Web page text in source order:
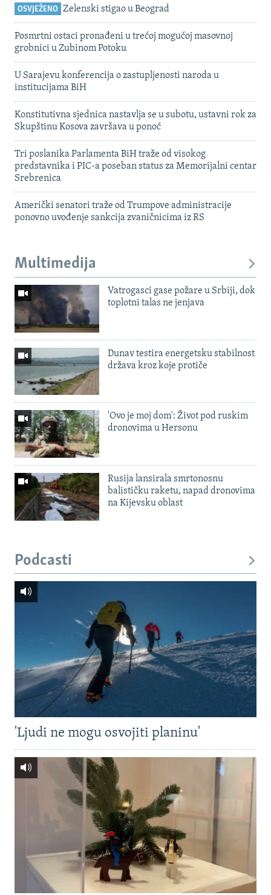
OSVJEŽENO Zelenski stigao u Beograd
Posmrtni ostaci pronađeni u trećoj mogućoj masovnoj
grobnici u Zubinom Potoku
U Sarajevu konferencija o zastupljenosti naroda u
institucijama BiH
Konstitutivna sjednica nastavlja se u subotu, ustavni rok za
Skupštinu Kosova završava u ponoć
Tri poslanika Parlamenta BiH traže od visokog
predstavnika i PIC-a poseban status za Memorijalni centar
Srebrenica
Američki senatori traže od Trumpove administracije
ponovno uvođenje sankcija zvaničnicima iz RS
Multimedija
Vatrogasci gase požare u Srbiji, dok
toplotni talas ne jenjava
Dunav testira energetsku stabilnost
država kroz koje protiče
'Ovo je moj dom': Život pod ruskim
dronovima u Hersonu
Rusija lansirala smrtonosnu
balističku raketu, napad dronovima
na Kijevsku oblast
Podcasti
'Ljudi ne mogu osvojiti planinu'